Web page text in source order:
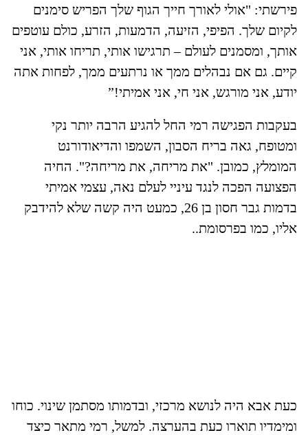
פירשתי: "אולי לאורך חייך הגוף שלך הפריש סימנים
לקיום שלך. הפיפי, הזיעה, הדמעות, הזרע, כולם עוטפים
אותך, ומסמנים לעולם – תרגישו אותי, תריחו אותי, אני
קיים. גם אם נבהלים ממך או נרתעים ממך, לפחות אתה
יודע, אני מורגש, אני חי, אני אמיתי!”
בעקבות הפגישה רמי החל להגיע הרבה יותר נקי
ומטופח, גאה בריח הסבון, השמפו והדיאודורנט
המומלץ, כמובן. "את מריחה, את מריחה?". החיה
הפצועה הפכה לנגד עיניי לעלם נאה, עצמי אמיתי
בדמות גבר חסון בן 26, כמעט היה קשה שלא להידבק
אליו, כמו בפרסומת..
כעת אבא היה לנושא מרכזי, ובדמותו מסתמן שינוי. כוחו
ומימדיו תוארו כעת בהערצה. למשל, רמי מתאר כיצד